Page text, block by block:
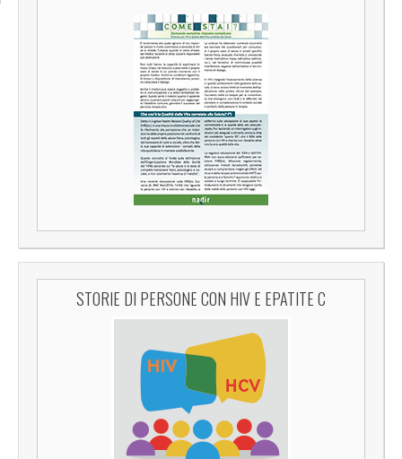
STORIE DI PERSONE CON HIV E EPATITE C